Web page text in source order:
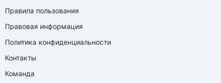
Правила пользования
Правовая информация
Политика конфиденциальности
Контакты
Команда